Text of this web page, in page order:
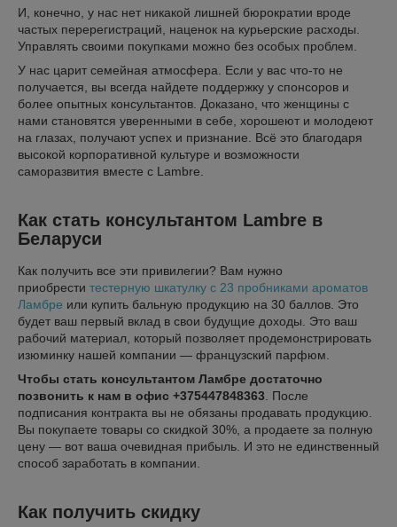
И, конечно, у нас нет никакой лишней бюрократии вроде
частых перерегистраций, наценок на курьерские расходы.
Управлять своими покупками можно без особых проблем.
У нас царит семейная атмосфера. Если у вас что-то не
получается, вы всегда найдете поддержку у спонсоров и
более опытных консультантов. Доказано, что женщины с
нами становятся уверенными в себе, хорошеют и молодеют
на глазах, получают успех и признание. Всё это благодаря
высокой корпоративной культуре и возможности
саморазвития вместе с Lambre.
Как стать консультантом Lambre в
Беларуси
Как получить все эти привилегии? Вам нужно
приобрести тестерную шкатулку с 23 пробниками ароматов
Ламбре или купить бальную продукцию на 30 баллов. Это
будет ваш первый вклад в свои будущие доходы. Это ваш
рабочий материал, который позволяет продемонстрировать
изюминку нашей компании — французский парфюм.
Чтобы стать консультантом Ламбре достаточно
позвонить к нам в офис +375447848363 . После
подписания контракта вы не обязаны продавать продукцию.
Вы покупаете товары со скидкой 30%, а продаете за полную
цену — вот ваша очевидная прибыль. И это не единственный
способ заработать в компании.
Как получить скидку